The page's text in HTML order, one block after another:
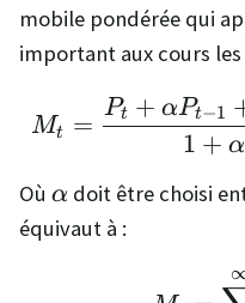
mobile pondérée qui
important aux cours
Mt =
1 + α
Pt + αPt−1
Où \alpha
α doit être choisi
équivaut à :